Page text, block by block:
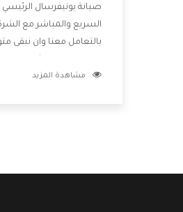
صيانة يونيفرسال
السريع والمباشر مع
بالتعامل معنا وان نبقى
للعميل وان يستمتع
مشاهدة المزيد